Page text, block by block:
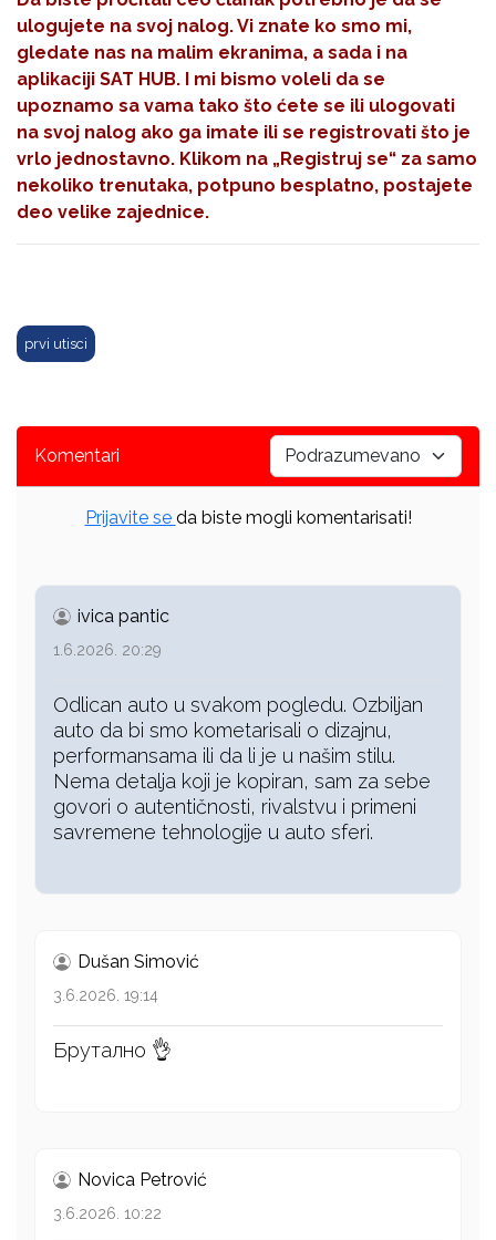
ulogujete na svoj nalog. Vi znate ko smo mi,
gledate nas na malim ekranima, a sada i na
aplikaciji SAT HUB. I mi bismo voleli da se
upoznamo sa vama tako što ćete se ili ulogovati
na svoj nalog ako ga imate ili se registrovati što je
vrlo jednostavno. Klikom na „Registruj se“ za samo
nekoliko trenutaka, potpuno besplatno, postajete
deo velike zajednice.
prvi utisci
Komentari
Prijavite se da biste mogli komentarisati!
ivica pantic
1.6.2026. 20:29
Odlican auto u svakom pogledu. Ozbiljan
auto da bi smo kometarisali o dizajnu,
performansama ili da li je u našim stilu.
Nema detalja koji je kopiran, sam za sebe
govori o autentičnosti, rivalstvu i primeni
savremene tehnologije u auto sferi.
Dušan Simović
3.6.2026. 19:14
Брутално 👌
Novica Petrović
3.6.2026. 10:22